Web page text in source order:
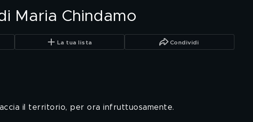
Maria Chindamo
La tua lista Condividi
il territorio, per ora infruttuosamente.